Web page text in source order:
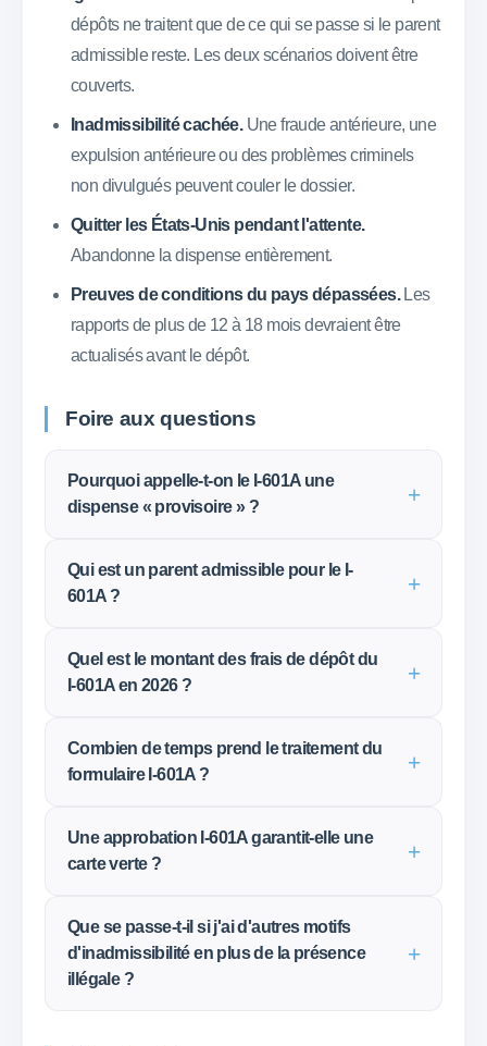
dépôts ne traitent que de ce qui se passe si le parent
admissible reste. Les deux scénarios doivent être
couverts.
Inadmissibilité cachée.Une fraude antérieure, une
expulsion antérieure ou des problèmes criminels
non divulgués peuvent couler le dossier.
Quitter les États-Unis pendant l'attente.
Abandonne la dispense entièrement.
Preuves de conditions du pays dépassées.Les
rapports de plus de 12 à 18 mois devraient être
actualisés avant le dépôt.
Foire aux questions
Pourquoi appelle-t-on le I-601A une
dispense « provisoire » ?
Qui est un parent admissible pour le I-
601A ?
Quel est le montant des frais de dépôt du
I-601A en 2026 ?
Combien de temps prend le traitement du
formulaire I-601A ?
Une approbation I-601A garantit-elle une
carte verte ?
Que se passe-t-il si j'ai d'autres motifs
d'inadmissibilité en plus de la présence
illégale ?